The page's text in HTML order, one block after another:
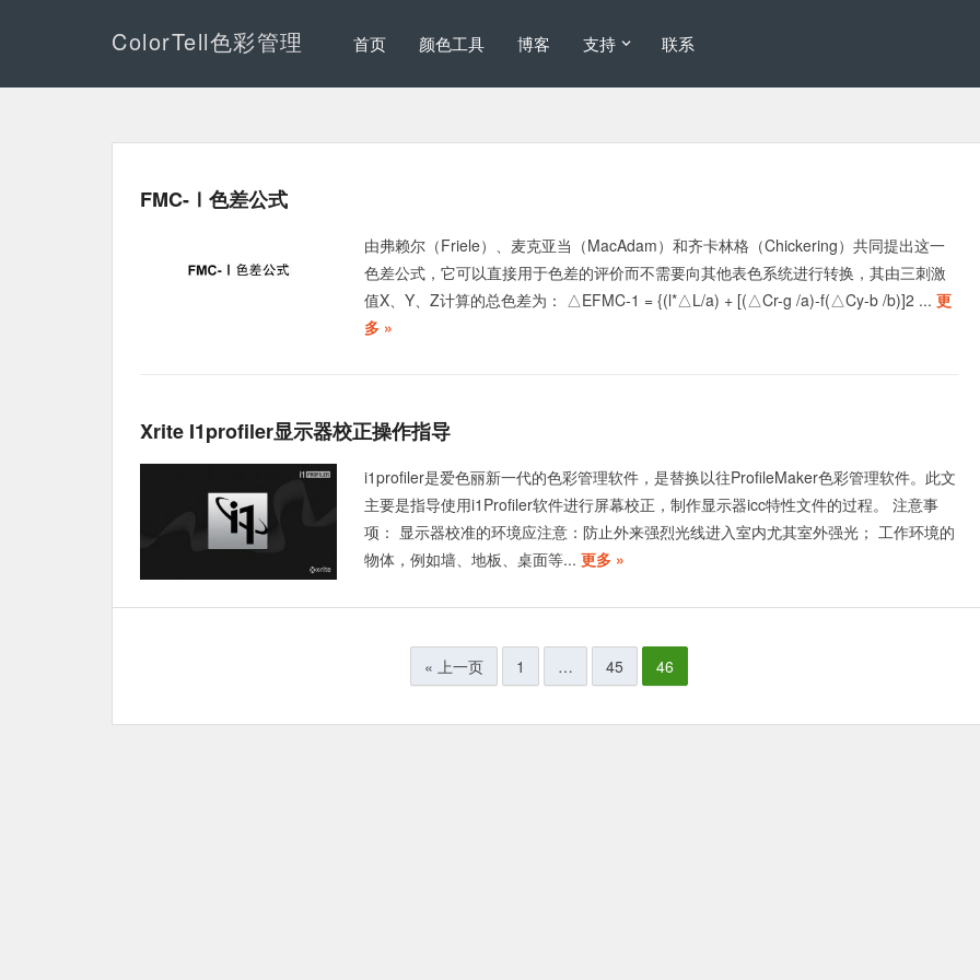
ColorTell色彩管理 首页 颜色工具 博客 支持 联系
FMC-Ⅰ色差公式
由弗赖尔（Friele）、麦克亚当（MacAdam）和齐卡林格（Chickering）共同提出这一
色差公式，它可以直接用于色差的评价而不需要向其他表色系统进行转换，其由三刺激
值X、Y、Z计算的总色差为： △EFMC-1 = {(l*△L/a) + [(△Cr-g /a)-f(△Cy-b /b)]2 ... 更
多 »
Xrite I1profiler显示器校正操作指导
i1profiler是爱色丽新一代的色彩管理软件，是替换以往ProfileMaker色彩管理软件。此文
主要是指导使用i1Profiler软件进行屏幕校正，制作显示器icc特性文件的过程。 注意事
项： 显示器校准的环境应注意：防止外来强烈光线进入室内尤其室外强光； 工作环境的
物体，例如墙、地板、桌面等... 更多 »
分
« 上一页 1 … 45 46